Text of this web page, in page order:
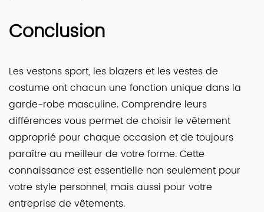
Conclusion
Les vestons sport, les blazers et les vestes de
costume ont chacun une fonction unique dans la
garde-robe masculine. Comprendre leurs
différences vous permet de choisir le vêtement
approprié pour chaque occasion et de toujours
paraître au meilleur de votre forme. Cette
connaissance est essentielle non seulement pour
votre style personnel, mais aussi pour votre
entreprise de vêtements.